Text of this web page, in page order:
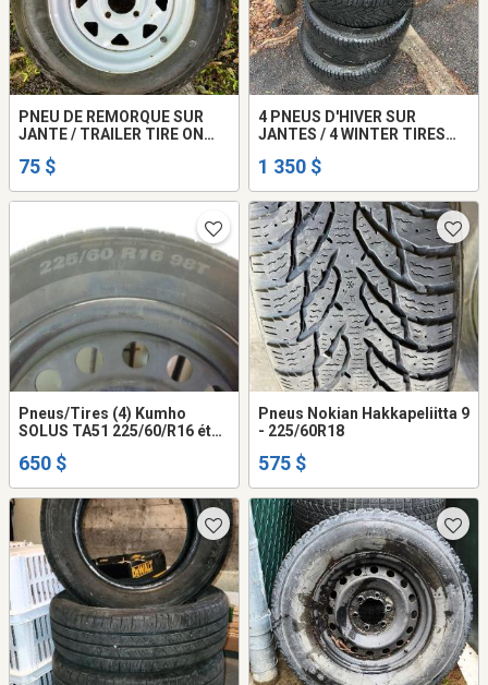
PNEU DE REMORQUE SUR
JANTE / TRAILER TIRE ON
75 $
4 PNEUS D'HIVER SUR
JANTES / 4 WINTER TIRES
1 350 $
Pneus/Tires (4) Kumho
SOLUS TA51 225/60/R16 état
650 $
Pneus Nokian Hakkapeliitta 9
- 225/60R18
575 $